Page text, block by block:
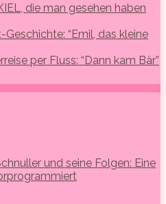
die man gesehen haben
“Emil, das kleine
per Fluss: “Dann kam Bär”
und seine Folgen: Eine